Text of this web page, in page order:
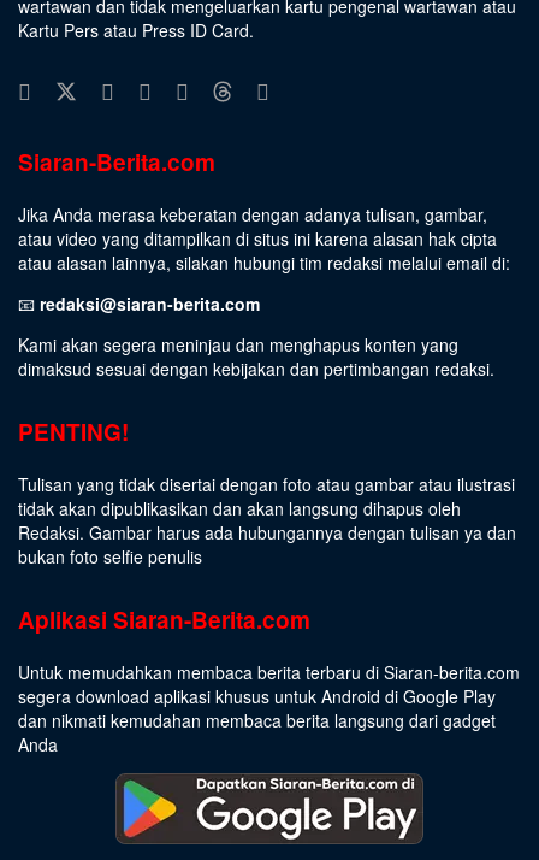
wartawan dan tidak mengeluarkan kartu pengenal wartawan atau
Kartu Pers atau Press ID Card.
Siaran-Berita.com
Jika Anda merasa keberatan dengan adanya tulisan, gambar,
atau video yang ditampilkan di situs ini karena alasan hak cipta
atau alasan lainnya, silakan hubungi tim redaksi melalui email di:
📧 redaksi@siaran-berita.com
Kami akan segera meninjau dan menghapus konten yang
dimaksud sesuai dengan kebijakan dan pertimbangan redaksi.
PENTING!
Tulisan yang tidak disertai dengan foto atau gambar atau ilustrasi
tidak akan dipublikasikan dan akan langsung dihapus oleh
Redaksi. Gambar harus ada hubungannya dengan tulisan ya dan
bukan foto selfie penulis
Aplikasi Siaran-Berita.com
Untuk memudahkan membaca berita terbaru di Siaran-berita.com
segera download aplikasi khusus untuk Android di Google Play
dan nikmati kemudahan membaca berita langsung dari gadget
Anda